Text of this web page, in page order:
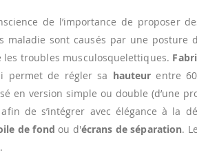
de l’importance de proposer
maladie sont causés par une posture
troubles musculosquelettiques.
permet de régler sa hauteur entre
en version simple ou double (d’une
afin de s’intégrer avec élégance à la
de fond ou d'écrans de séparation.